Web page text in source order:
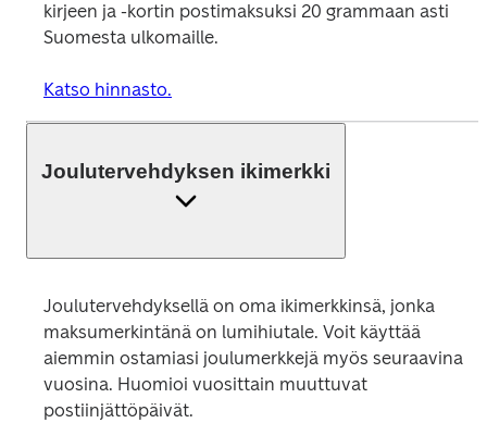
kirjeen ja -kortin postimaksuksi 20 grammaan asti
Suomesta ulkomaille.
Katso hinnasto.
Joulutervehdyksen ikimerkki
Joulutervehdyksellä on oma ikimerkkinsä, jonka
maksumerkintänä on lumihiutale. Voit käyttää
aiemmin ostamiasi joulumerkkejä myös seuraavina
vuosina. Huomioi vuosittain muuttuvat
postiinjättöpäivät.